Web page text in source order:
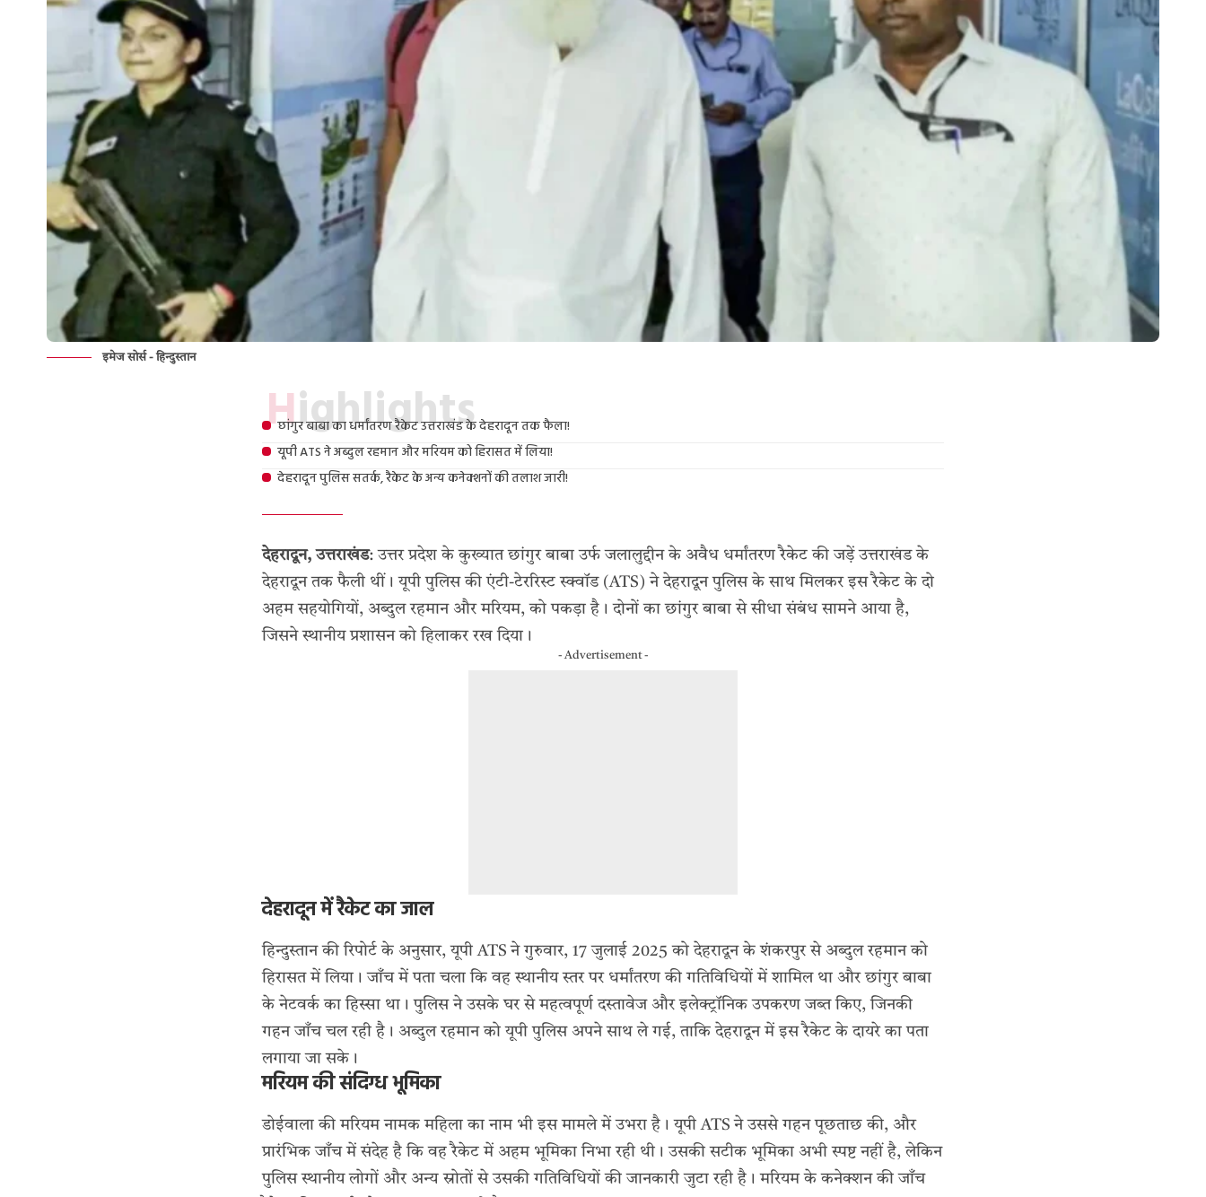
इमेज सोर्स - हिन्दुस्तान
Highlights
छांगुर बाबा का धर्मांतरण रैकेट उत्तराखंड के देहरादून तक फैला!
यूपी ATS ने अब्दुल रहमान और मरियम को हिरासत में लिया!
देहरादून पुलिस सतर्क, रैकेट के अन्य कनेक्शनों की तलाश जारी!
देहरादून, उत्तराखंड: उत्तर प्रदेश के कुख्यात छांगुर बाबा उर्फ जलालुद्दीन के अवैध धर्मांतरण रैकेट की जड़ें उत्तराखंड के
देहरादून तक फैली थीं। यूपी पुलिस की एंटी-टेररिस्ट स्क्वॉड (ATS) ने देहरादून पुलिस के साथ मिलकर इस रैकेट के दो
अहम सहयोगियों, अब्दुल रहमान और मरियम, को पकड़ा है। दोनों का छांगुर बाबा से सीधा संबंध सामने आया है,
जिसने स्थानीय प्रशासन को हिलाकर रख दिया।
- Advertisement -
देहरादून में रैकेट का जाल
हिन्दुस्तान की रिपोर्ट के अनुसार, यूपी ATS ने गुरुवार, 17 जुलाई 2025 को देहरादून के शंकरपुर से अब्दुल रहमान को
हिरासत में लिया। जाँच में पता चला कि वह स्थानीय स्तर पर धर्मांतरण की गतिविधियों में शामिल था और छांगुर बाबा
के नेटवर्क का हिस्सा था। पुलिस ने उसके घर से महत्वपूर्ण दस्तावेज और इलेक्ट्रॉनिक उपकरण जब्त किए, जिनकी
गहन जाँच चल रही है। अब्दुल रहमान को यूपी पुलिस अपने साथ ले गई, ताकि देहरादून में इस रैकेट के दायरे का पता
लगाया जा सके।
मरियम की संदिग्ध भूमिका
डोईवाला की मरियम नामक महिला का नाम भी इस मामले में उभरा है। यूपी ATS ने उससे गहन पूछताछ की, और
प्रारंभिक जाँच में संदेह है कि वह रैकेट में अहम भूमिका निभा रही थी। उसकी सटीक भूमिका अभी स्पष्ट नहीं है, लेकिन
पुलिस स्थानीय लोगों और अन्य स्रोतों से उसकी गतिविधियों की जानकारी जुटा रही है। मरियम के कनेक्शन की जाँच